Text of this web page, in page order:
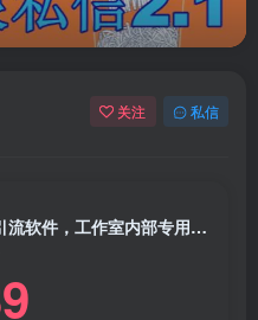
关注 私信
最新微博协议暴力无限私信2.1引流软件，工作室内部专用软件